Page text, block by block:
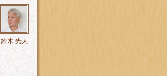
鈴木 光人